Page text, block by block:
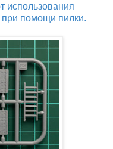
использования
при помощи пилки.